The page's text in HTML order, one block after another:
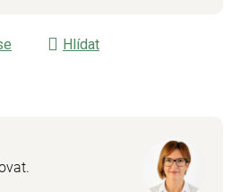
Hlídat